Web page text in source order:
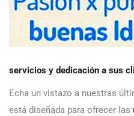
servicios y dedicación a sus
Echa un vistazo a nuestras
está diseñada para ofrecer las